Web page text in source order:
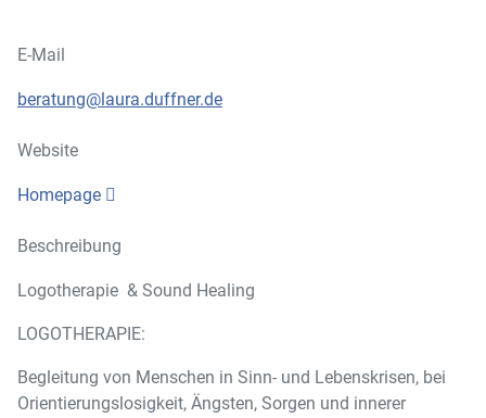
E-Mail
beratung@laura.duffner.de
Website
Homepage
Beschreibung
Logotherapie & Sound Healing
LOGOTHERAPIE:
Begleitung von Menschen in Sinn- und Lebenskrisen, bei
Orientierungslosigkeit, Ängsten, Sorgen und innerer